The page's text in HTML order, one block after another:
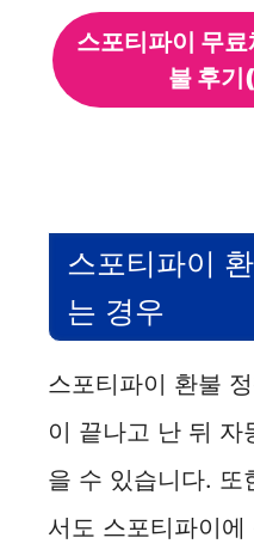
스포티파이 무
불 후
스포티파이
는 경우
스포티파이 환불
이 끝나고 난 뒤 자
을 수 있습니다. 또
서도 스포티파이